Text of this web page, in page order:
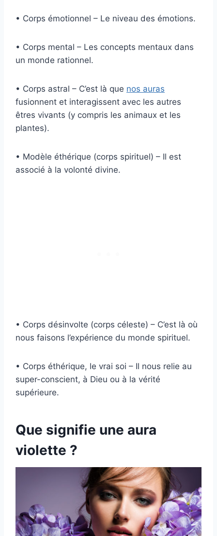
• Corps émotionnel – Le niveau des émotions.
• Corps mental – Les concepts mentaux dans
un monde rationnel.
• Corps astral – C’est là que nos auras
fusionnent et interagissent avec les autres
êtres vivants (y compris les animaux et les
plantes).
• Modèle éthérique (corps spirituel) – Il est
associé à la volonté divine.
• Corps désinvolte (corps céleste) – C’est là où
nous faisons l’expérience du monde spirituel.
• Corps éthérique, le vrai soi – Il nous relie au
super-conscient, à Dieu ou à la vérité
supérieure.
Que signifie une aura
violette ?